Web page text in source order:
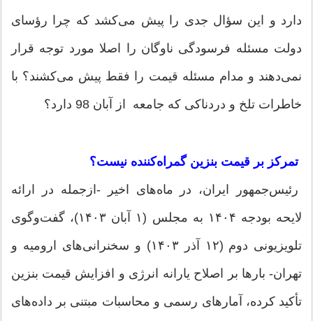
دارد و این سؤال جدی را پیش می‌کشد که چرا رؤسای
دولت مسئله فرسودگی ناوگان را اصلا مورد توجه قرار
نمی‌دهند و مدام مسئله قیمت را فقط پیش می‌کشند؟ با
خاطرات تلخ و دردناکی که جامعه از آبان 98 دارد؟
تمرکز بر قیمت بنزین گمراه‌کننده نیست؟
رئیس‌جمهور ایران، در ماه‌های اخیر -ازجمله در ارائه
لایحه بودجه ۱۴۰۴ به مجلس (۱ آبان ۱۴۰۳)، گفت‌وگوی
تلویزیونی دوم (۱۲ آذر ۱۴۰۳) و سخنرانی‌های ارومیه و
تهران- بارها بر اصلاح یارانه انرژی و افزایش قیمت بنزین
تأکید کرده، آمارهای رسمی و محاسبات مبتنی بر داده‌های